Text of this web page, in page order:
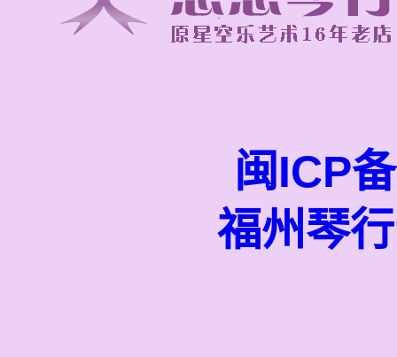
闽ICP
福州琴